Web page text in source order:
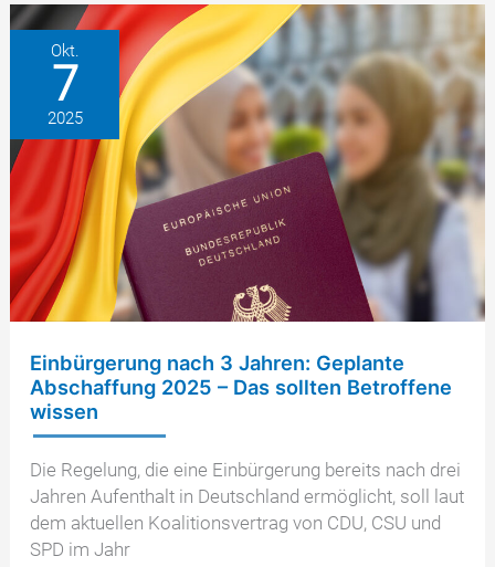
Angriffe
wie
Ihr
Kryptoguthaben
schützen
Okt.
7
2025
Einbürgerung nach 3 Jahren: Geplante
Abschaffung 2025 – Das sollten Betroffene
wissen
Die Regelung, die eine Einbürgerung bereits nach drei
Jahren Aufenthalt in Deutschland ermöglicht, soll laut
dem aktuellen Koalitionsvertrag von CDU, CSU und
SPD im Jahr